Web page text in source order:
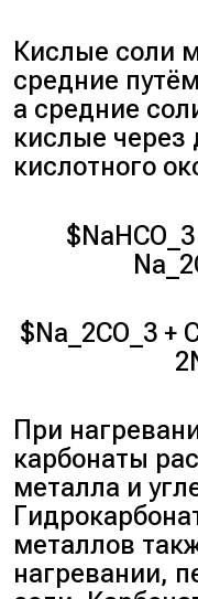
Кислые соли
средние
а средние
кислые через
кислотного
$Na_2CO_3 +
При
карбонаты
металла и
металлов
нагревании,